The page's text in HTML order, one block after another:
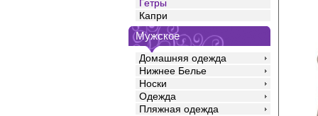
Гетры
Капри
Мужское
Домашняя одежда
Нижнее Белье
Носки
Одежда
Пляжная одежда